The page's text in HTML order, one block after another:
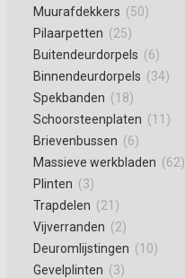
Muurafdekkers (50)
Pilaarpetten (25)
Buitendeurdorpels (6)
Binnendeurdorpels (34)
Spekbanden (18)
Schoorsteenplaten (11)
Brievenbussen (6)
Massieve werkbladen (62)
Plinten (3)
Trapdelen (21)
Vijverranden (2)
Deuromlijstingen (10)
Gevelplinten (3)